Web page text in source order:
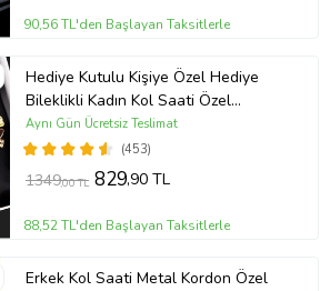
90,56 TL'den Başlayan Taksitlerle
Hediye Kutulu Kişiye Özel Hediye
Bileklikli Kadın Kol Saati Özel
Kutusunda (Gold)
(453)
Aynı Gün Ücretsiz Teslimat
1349,00 TL 829,90 TL
88,52 TL'den Başlayan Taksitlerle
Erkek Kol Saati Metal Kordon Özel